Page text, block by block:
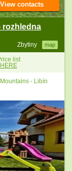
rozhledna
Zbytiny map
View contacts
list
HERE
- Libín